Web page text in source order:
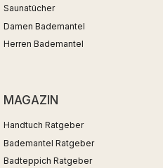
Saunatücher
Damen Bademantel
Herren Bademantel
MAGAZIN
Handtuch Ratgeber
Bademantel Ratgeber
Badteppich Ratgeber